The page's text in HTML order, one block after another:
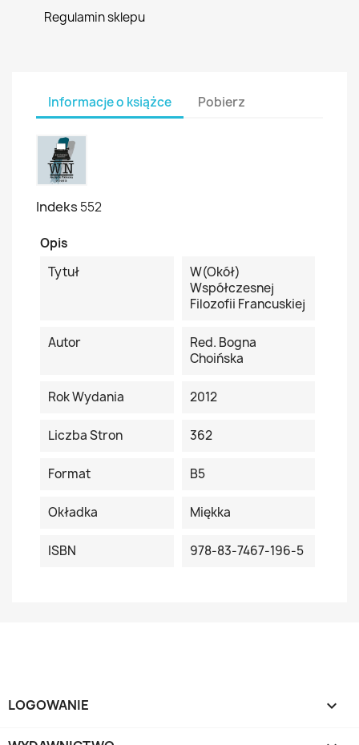
Regulamin sklepu
Informacje o książce Pobierz
Indeks 552
Opis
Tytuł
W(okół)
Współczesnej
Filozofii Francuskiej
Autor
Red. Bogna
Choińska
Rok Wydania 2012
Liczba Stron 362
Format B5
Okładka Miękka
ISBN 978-83-7467-196-5
LOGOWANIE 